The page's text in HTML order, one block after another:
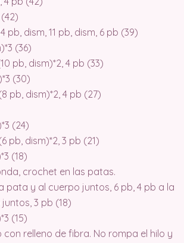
pb, dism, 11 pb, dism, 6 pb (39)
(36)
pb, dism)*2, 4 pb (33)
(30)
pb, dism)*2, 4 pb (27)
(24)
pb, dism)*2, 3 pb (21)
(18)
crochet en las patas.
pata y al cuerpo juntos, 6 pb, 4 pb a la
3 pb (18)
(15)
con relleno de fibra. No rompa el hilo y